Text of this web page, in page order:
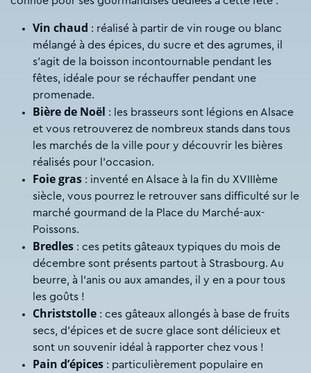
Vin chaud : réalisé à partir de vin rouge ou blanc
mélangé à des épices, du sucre et des agrumes, il
s’agit de la boisson incontournable pendant les
fêtes, idéale pour se réchauffer pendant une
promenade.
Bière de Noël : les brasseurs sont légions en Alsace
et vous retrouverez de nombreux stands dans tous
les marchés de la ville pour y découvrir les bières
réalisés pour l’occasion.
Foie gras : inventé en Alsace à la fin du XVIIIème
siècle, vous pourrez le retrouver sans difficulté sur le
marché gourmand de la Place du Marché-aux-
Poissons.
Bredles : ces petits gâteaux typiques du mois de
décembre sont présents partout à Strasbourg. Au
beurre, à l’anis ou aux amandes, il y en a pour tous
les goûts !
Christstolle : ces gâteaux allongés à base de fruits
secs, d’épices et de sucre glace sont délicieux et
sont un souvenir idéal à rapporter chez vous !
Pain d’épices : particulièrement populaire en